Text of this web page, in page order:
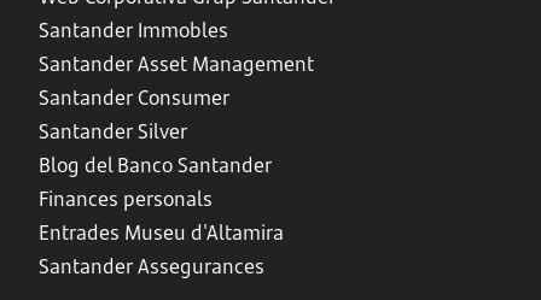
Santander Immobles
Santander Asset Management
Santander Consumer
Santander Silver
Blog del Banco Santander
Finances personals
Entrades Museu d'Altamira
Santander Assegurances